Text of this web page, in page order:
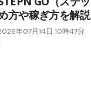
方や稼ぎ方を解説
年07月14日 10時47分